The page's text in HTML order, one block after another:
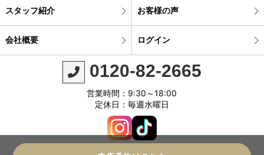
スタッフ紹介 お客様の声
会社概要 ログイン
0120-82-2665
営業時間：9:30～18:00
定休日：毎週水曜日